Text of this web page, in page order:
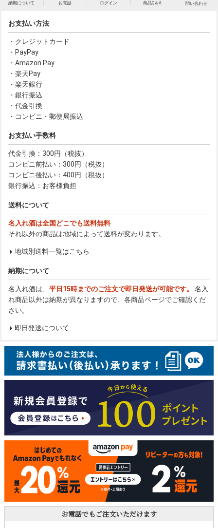
納期について お電話 ログイン 商品Q＆A 問い合わせ
お支払い方法
・クレジットカード
・PayPay
・Amazon Pay
・楽天Pay
・楽天銀行
・銀行振込
・代金引換
・コンビニ・郵便局振込
お支払い手数料
代金引換：300円（税抜）
コンビニ前払い：300円（税抜）
コンビニ後払い：400円（税抜）
銀行振込：お客様負担
送料について
名入れ酒は全国どこでも送料無料
それ以外の商品は地域によって送料が変わります。
地域別送料一覧はこちら
納期について
名入れ酒は、 平日15時までのご注文で即日発送が可能です。
名入
れ商品以外は納期が異なりますので、各商品ページでご確認くだ
さい。
即日発送について
お電話でもご注文いただけます